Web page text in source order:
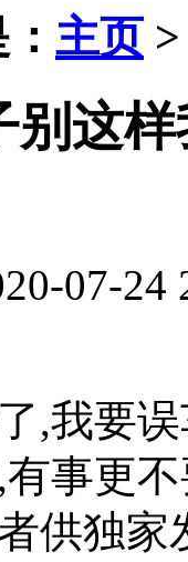
主页
这
07-24
,我要
事更
者供独